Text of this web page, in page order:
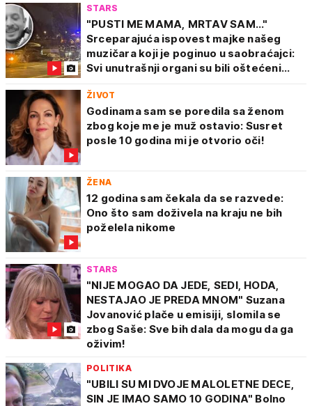
STARS
"PUSTI ME MAMA, MRTAV SAM..."
Srceparajuća ispovest majke našeg
muzičara koji je poginuo u saobraćajci:
Svi unutrašnji organi su bili oštećeni...
ŽIVOT
Godinama sam se poredila sa ženom
zbog koje me je muž ostavio: Susret
posle 10 godina mi je otvorio oči!
ŽENA
12 godina sam čekala da se razvede:
Ono što sam doživela na kraju ne bih
poželela nikome
STARS
"NIJE MOGAO DA JEDE, SEDI, HODA,
NESTAJAO JE PREDA MNOM" Suzana
Jovanović plače u emisiji, slomila se
zbog Saše: Sve bih dala da mogu da ga
oživim!
POLITIKA
"UBILI SU MI DVOJE MALOLETNE DECE,
SIN JE IMAO SAMO 10 GODINA" Bolno